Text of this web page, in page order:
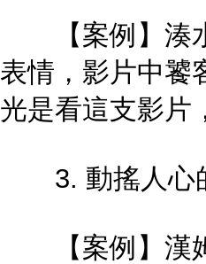
【案例】湊水
表情，影片中饕
光是看這支影片
3. 動搖人心
【案例】漢姆